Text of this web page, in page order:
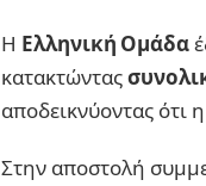
Η Ελληνική Ομάδα
κατακτώντας
αποδεικνύοντας ότι
Στην αποστολή